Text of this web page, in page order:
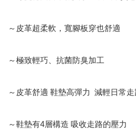
～皮革超柔軟，寬腳板穿也舒適
～極致輕巧、抗菌防臭加工
～皮革舒適 鞋墊高彈力  減輕日常
～鞋墊有4層構造 吸收走路的壓力